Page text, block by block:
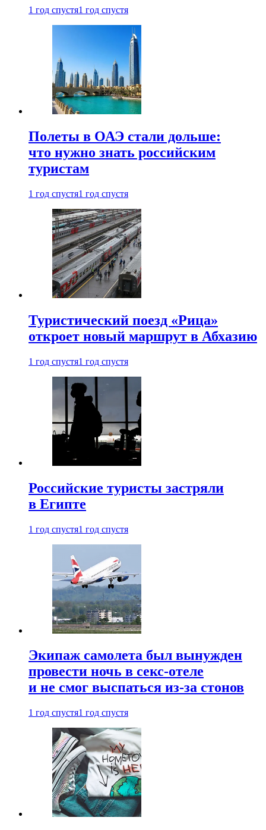
1 год спустя1 год спустя
Полеты в ОАЭ стали дольше:
что нужно знать российским
туристам
1 год спустя1 год спустя
Туристический поезд «Рица»
откроет новый маршрут в Абхазию
1 год спустя1 год спустя
Российские туристы застряли
в Египте
1 год спустя1 год спустя
Экипаж самолета был вынужден
провести ночь в секс-отеле
и не смог выспаться из-за стонов
1 год спустя1 год спустя